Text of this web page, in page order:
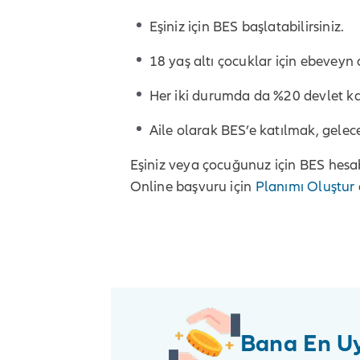
Eşiniz için BES başlatabilirsiniz.
18 yaş altı çocuklar için ebeveyn
Her iki durumda da %20 devlet
Aile olarak BES’e katılmak,
Eşiniz veya çocuğunuz için BES
Online başvuru için Planımı Oluştur
Bana En